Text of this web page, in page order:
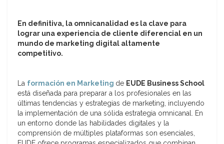
En definitiva, la omnicanalidad es la clave para
lograr una experiencia de cliente diferencial en un
mundo de marketing digital altamente
competitivo.
La formación en Marketing de EUDE Business School
está diseñada para preparar a los profesionales en las
últimas tendencias y estrategias de marketing, incluyendo
la implementación de una sólida estrategia omnicanal. En
un entorno donde las habilidades digitales y la
comprensión de múltiples plataformas son esenciales,